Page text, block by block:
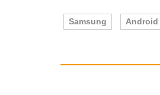
Samsung Android